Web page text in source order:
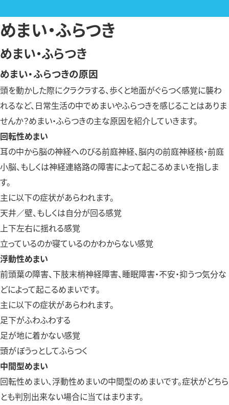
めまい・ふらつき
めまい・ふらつき
めまい・ふらつきの原因
頭を動かした際にクラクラする、歩くと地面がぐらつく感覚に襲わ
れるなど、日常生活の中でめまいやふらつきを感じることはありま
せんか？めまい・ふらつきの主な原因を紹介していきます。
回転性めまい
耳の中から脳の神経へのびる前庭神経、脳内の前庭神経核・前庭
小脳、もしくは神経連絡路の障害によって起こるめまいを指しま
す。
主に以下の症状があらわれます。
天井／壁、もしくは自分が回る感覚
上下左右に揺れる感覚
立っているのか寝ているのかわからない感覚
浮動性めまい
前頭葉の障害、下肢末梢神経障害、睡眠障害・不安・抑うつ気分な
どによって起こるめまいです。
主に以下の症状があらわれます。
足下がふわふわする
足が地に着かない感覚
頭がぼうっとしてふらつく
中間型めまい
回転性めまい、浮動性めまいの中間型のめまいです。症状がどちら
とも判別出来ない場合に当てはまります。